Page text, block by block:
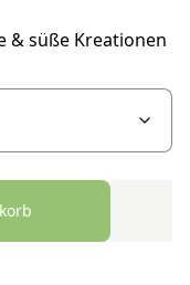
& süße Kreationen